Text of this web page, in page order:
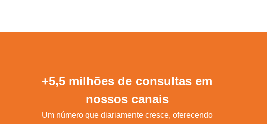
+5,5 milhões de consultas em
nossos canais
Um número que diariamente cresce, oferecendo